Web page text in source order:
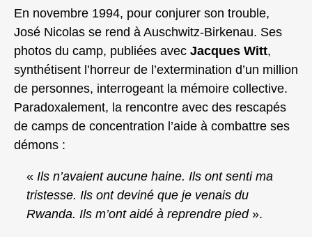
En novembre 1994, pour conjurer son trouble,
José Nicolas se rend à Auschwitz-Birkenau. Ses
photos du camp, publiées avec Jacques Witt,
synthétisent l’horreur de l’extermination d’un million
de personnes, interrogeant la mémoire collective.
Paradoxalement, la rencontre avec des rescapés
de camps de concentration l’aide à combattre ses
démons :
« Ils n’avaient aucune haine. Ils ont senti ma
tristesse. Ils ont deviné que je venais du
Rwanda. Ils m’ont aidé à reprendre pied».